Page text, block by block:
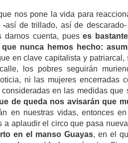
nos pone la vida para
-así de trillado, así de
darnos cuenta, pueses
nunca hemos hecho:
en clave capitalista y
los pobres seguirán
ni las mujeres encerradas
en las medidas que
de queda nos avisarán que
en nuestras vidas, entonces
a aplaudir el circo que pasa
en el manso Guayas, en el